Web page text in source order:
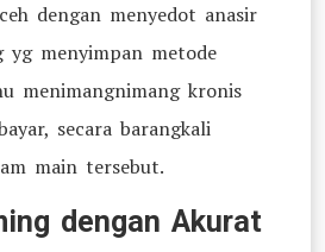
dengan menyedot anasir
yg menyimpan metode
menimangnimang kronis
secara barangkali
main tersebut.
dengan Akurat